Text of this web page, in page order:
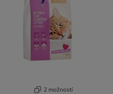
2 možností